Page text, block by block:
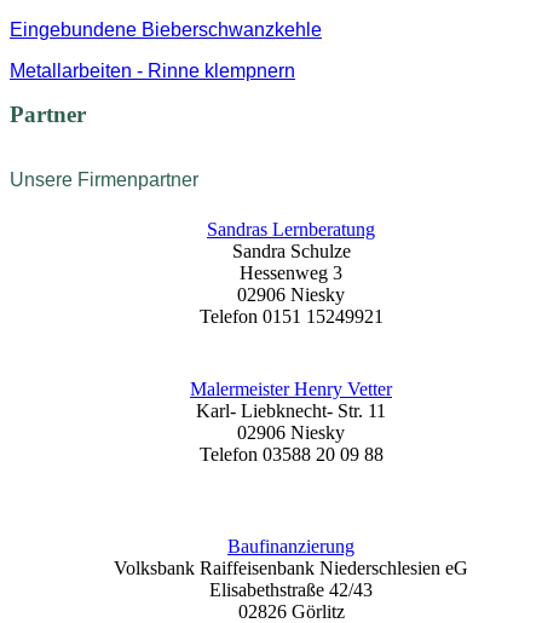
Eingebundene Bieberschwanzkehle
Metallarbeiten - Rinne klempnern
Partner
Unsere Firmenpartner
Sandras Lernberatung
Sandra Schulze
Hessenweg 3
02906 Niesky
Telefon 0151 15249921
Malermeister Henry Vetter
Karl- Liebknecht- Str. 11
02906 Niesky
Telefon 03588 20 09 88
Baufinanzierung
Volksbank Raiffeisenbank Niederschlesien eG
Elisabethstraße 42/43
02826 Görlitz